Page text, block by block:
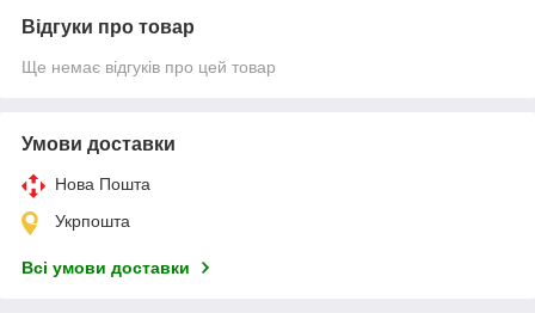
Відгуки про товар
Ще немає відгуків про цей товар
Умови доставки
Нова Пошта
Укрпошта
Всі умови доставки